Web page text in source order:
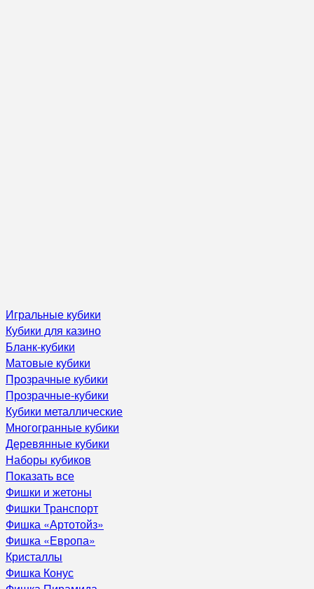
Игральные кубики
Кубики для казино
Бланк-кубики
Матовые кубики
Прозрачные кубики
Прозрачные-кубики
Кубики металлические
Многогранные кубики
Деревянные кубики
Наборы кубиков
Показать все
Фишки и жетоны
Фишки Транспорт
Фишка «Артотойз»
Фишка «Европа»
Кристаллы
Фишка Конус